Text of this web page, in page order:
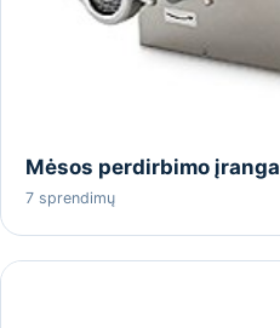
Mėsos perdirbimo įranga
7 sprendimų